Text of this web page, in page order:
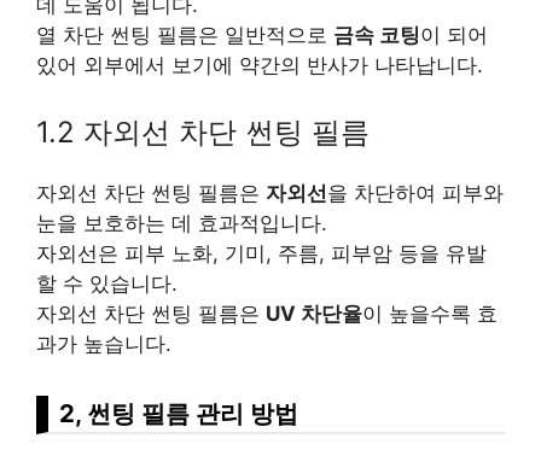
열 차단 썬팅 필름은 일반적으로 금속 코팅이 되어
있어 외부에서 보기에 약간의 반사가 나타납니다.
1.2 자외선 차단 썬팅 필름
자외선 차단 썬팅 필름은 자외선을 차단하여 피부와
눈을 보호하는 데 효과적입니다.
자외선은 피부 노화, 기미, 주름, 피부암 등을 유발
할 수 있습니다.
자외선 차단 썬팅 필름은 UV 차단율이 높을수록 효
과가 높습니다.
2, 썬팅 필름 관리 방법